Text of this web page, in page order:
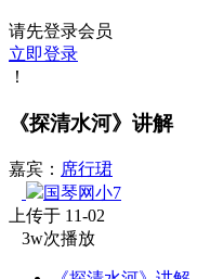
请先登录会员
立即登录
！
《探清水河》讲解
嘉宾： 席行珺
国琴网小7
上传于 11-02
3w次播放